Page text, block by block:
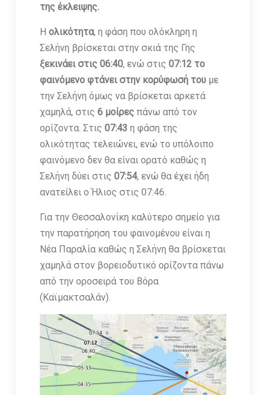
της έκλειψης.
Η ολικότητα, η φάση που ολόκληρη η
Σελήνη βρίσκεται στην σκιά της Γης
ξεκινάει στις 06:40, ενώ στις 07:12 το
φαινόμενο φτάνει στην κορύφωσή τουμε
την Σελήνη όμως να βρίσκεται αρκετά
χαμηλά, στις 6 μοίρεςπάνω από τον
ορίζοντα. Στις 07:43 η φάση της
ολικότητας τελειώνει, ενώ το υπόλοιπο
φαινόμενο δεν θα είναι ορατό καθώς η
Σελήνη δύει στις 07:54, ενώ θα έχει ήδη
ανατείλει ο Ήλιος στις 07:46.
Για την Θεσσαλονίκη καλύτερο σημείο για
την παρατήρηση του φαινομένου είναι η
Νέα Παραλία καθώς η Σελήνη θα βρίσκεται
χαμηλά στον βορειοδυτικό ορίζοντα πάνω
από την οροσειρά του Βόρα
(Καϊμακτσαλάν).